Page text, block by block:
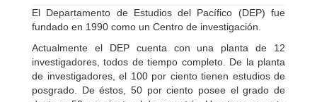
El Departamento de Estudios del Pacífico (DEP) fue
fundado en 1990 como un Centro de investigación.
Actualmente el DEP cuenta con una planta de 12
investigadores, todos de tiempo completo. De la planta
de investigadores, el 100 por ciento tienen estudios de
posgrado. De éstos, 50 por ciento posee el grado de